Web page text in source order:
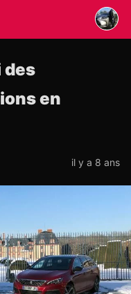
des
en
il y a 8 ans